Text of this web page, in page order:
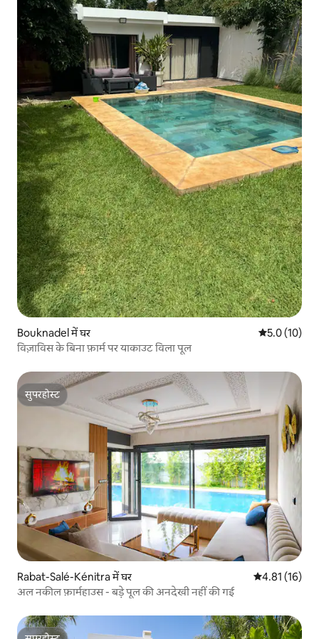
Bouknadel में घर औसत रेटिंग 5
5.0 (10)
विज़ाविस के बिना फ़ार्म पर याकाउट विला पूल
सुपरहोस्ट
सुपरहोस्ट
Rabat-Salé-Kénitra में घर औसत रेटिंग 5 में
4.81 (16)
अल नकील फ़ार्महाउस - बड़े पूल की अनदेखी नहीं की गई